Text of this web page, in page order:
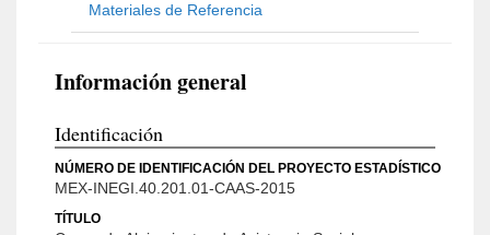
Materiales de Referencia
Información general
Identificación
NÚMERO DE IDENTIFICACIÓN DEL PROYECTO ESTADÍSTICO
MEX-INEGI.40.201.01-CAAS-2015
TÍTULO